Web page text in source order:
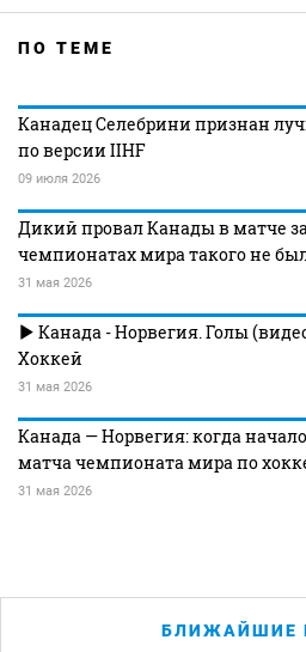
ПО ТЕМЕ
Канадец Селебрини признан
по версии IIHF
09 июля 2026
Дикий провал Канады в матче
чемпионатах мира такого не
31 мая 2026
Канада - Норвегия. Голы
Хоккей
31 мая 2026
Канада — Норвегия: когда
матча чемпионата мира по
31 мая 2026
БЛИЖАЙШИЕ